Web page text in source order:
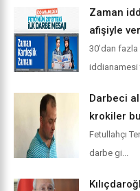
Zaman
afişiyle
30’dan
iddianamesi
Darbeci
krokiler
Fetullahçı
darbe gi...